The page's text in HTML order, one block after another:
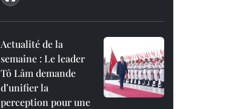
Actualité de la
semaine : Le leader
Tô Lâm demande
d’unifier la
perception pour une